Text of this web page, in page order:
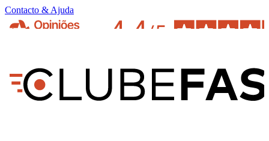
Contacto & Ajuda